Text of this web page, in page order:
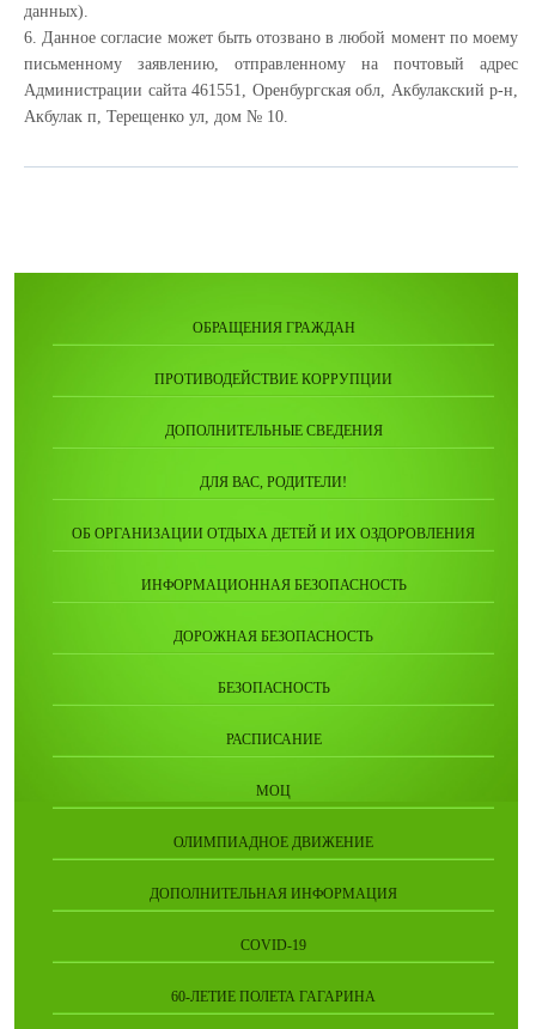
данных).
6. Данное согласие может быть отозвано в любой момент по моему
письменному заявлению, отправленному на почтовый адрес
Администрации сайта 461551, Оренбургская обл, Акбулакский р-н,
Акбулак п, Терещенко ул, дом № 10.
ОБРАЩЕНИЯ ГРАЖДАН
ПРОТИВОДЕЙСТВИЕ КОРРУПЦИИ
ДОПОЛНИТЕЛЬНЫЕ СВЕДЕНИЯ
ДЛЯ ВАС, РОДИТЕЛИ!
ОБ ОРГАНИЗАЦИИ ОТДЫХА ДЕТЕЙ И ИХ ОЗДОРОВЛЕНИЯ
ИНФОРМАЦИОННАЯ БЕЗОПАСНОСТЬ
ДОРОЖНАЯ БЕЗОПАСНОСТЬ
БЕЗОПАСНОСТЬ
РАСПИСАНИЕ
МОЦ
ОЛИМПИАДНОЕ ДВИЖЕНИЕ
ДОПОЛНИТЕЛЬНАЯ ИНФОРМАЦИЯ
COVID-19
60-ЛЕТИЕ ПОЛЕТА ГАГАРИНА